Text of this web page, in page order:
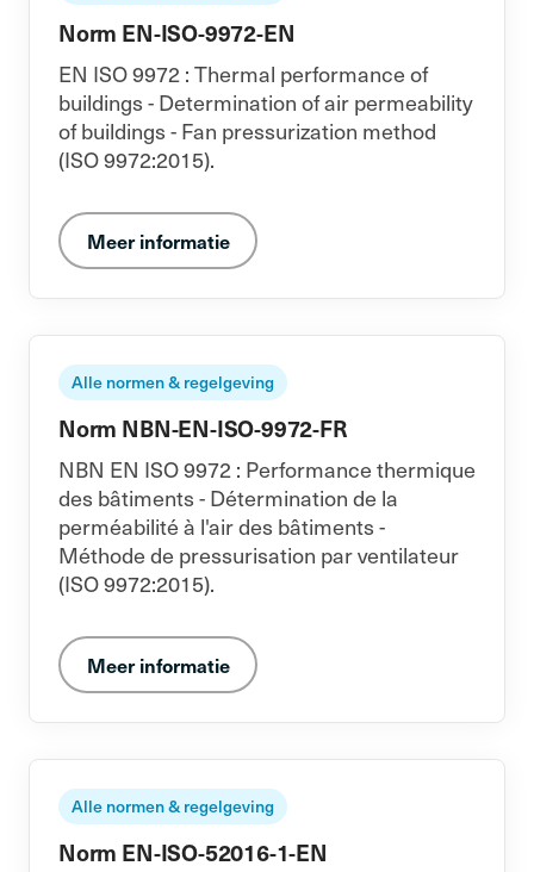
Norm EN-ISO-9972-EN
EN ISO 9972 : Thermal performance of
buildings - Determination of air permeability
of buildings - Fan pressurization method
(ISO 9972:2015).
Meer informatie
Alle normen & regelgeving
Norm NBN-EN-ISO-9972-FR
NBN EN ISO 9972 : Performance thermique
des bâtiments - Détermination de la
perméabilité à l'air des bâtiments -
Méthode de pressurisation par ventilateur
(ISO 9972:2015).
Meer informatie
Alle normen & regelgeving
Norm EN-ISO-52016-1-EN